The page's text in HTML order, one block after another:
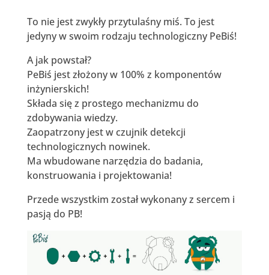
To nie jest zwykły przytulaśny miś. To jest
jedyny w swoim rodzaju technologiczny PeBiś!
A jak powstał?
PeBiś jest złożony w 100% z komponentów
inżynierskich!
Składa się z prostego mechanizmu do
zdobywania wiedzy.
Zaopatrzony jest w czujnik detekcji
technologicznych nowinek.
Ma wbudowane narzędzia do badania,
konstruowania i projektowania!
Przede wszystkim został wykonany z sercem i
pasją do PB!